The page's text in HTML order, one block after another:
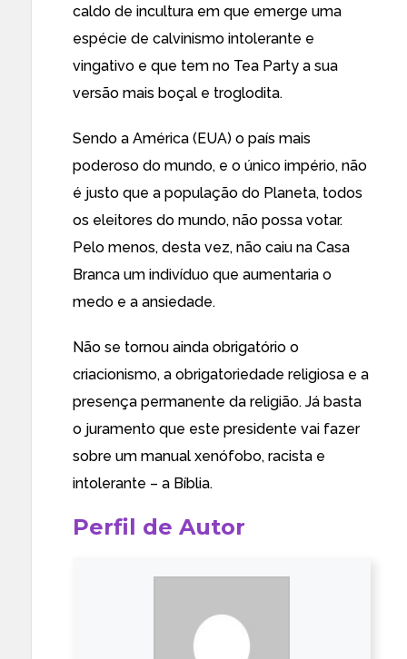
caldo de incultura em que emerge uma
espécie de calvinismo intolerante e
vingativo e que tem no Tea Party a sua
versão mais boçal e troglodita.
Sendo a América (EUA) o país mais
poderoso do mundo, e o único império, não
é justo que a população do Planeta, todos
os eleitores do mundo, não possa votar.
Pelo menos, desta vez, não caiu na Casa
Branca um indivíduo que aumentaria o
medo e a ansiedade.
Não se tornou ainda obrigatório o
criacionismo, a obrigatoriedade religiosa e a
presença permanente da religião. Já basta
o juramento que este presidente vai fazer
sobre um manual xenófobo, racista e
intolerante – a Bíblia.
Perfil de Autor